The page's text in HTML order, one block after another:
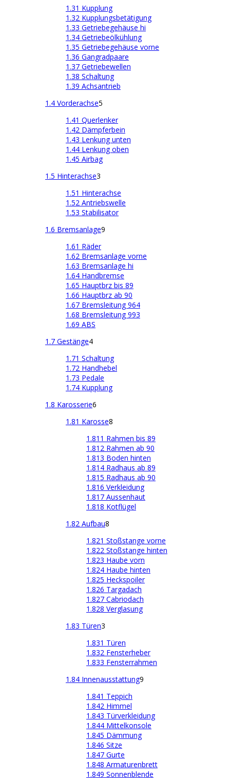
1.31 Kupplung
1.32 Kupplungsbetätigung
1.33 Getriebegehäuse hi
1.34 Getriebeölkühlung
1.35 Getriebegehäuse vorne
1.36 Gangradpaare
1.37 Getriebewellen
1.38 Schaltung
1.39 Achsantrieb
1.4 Vorderachse5
1.41 Querlenker
1.42 Dämpferbein
1.43 Lenkung unten
1.44 Lenkung oben
1.45 Airbag
1.5 Hinterachse3
1.51 Hinterachse
1.52 Antriebswelle
1.53 Stabilisator
1.6 Bremsanlage9
1.61 Räder
1.62 Bremsanlage vorne
1.63 Bremsanlage hi
1.64 Handbremse
1.65 Hauptbrz bis 89
1.66 Hauptbrz ab 90
1.67 Bremsleitung 964
1.68 Bremsleitung 993
1.69 ABS
1.7 Gestänge4
1.71 Schaltung
1.72 Handhebel
1.73 Pedale
1.74 Kupplung
1.8 Karosserie6
1.81 Karosse8
1.811 Rahmen bis 89
1.812 Rahmen ab 90
1.813 Boden hinten
1.814 Radhaus ab 89
1.815 Radhaus ab 90
1.816 Verkleidung
1.817 Aussenhaut
1.818 Kotflügel
1.82 Aufbau8
1.821 Stoßstange vorne
1.822 Stoßstange hinten
1.823 Haube vorn
1.824 Haube hinten
1.825 Heckspoiler
1.826 Targadach
1.827 Cabriodach
1.828 Verglasung
1.83 Türen3
1.831 Türen
1.832 Fensterheber
1.833 Fensterrahmen
1.84 Innenausstattung9
1.841 Teppich
1.842 Himmel
1.843 Türverkleidung
1.844 Mittelkonsole
1.845 Dämmung
1.846 Sitze
1.847 Gurte
1.848 Armaturenbrett
1.849 Sonnenblende